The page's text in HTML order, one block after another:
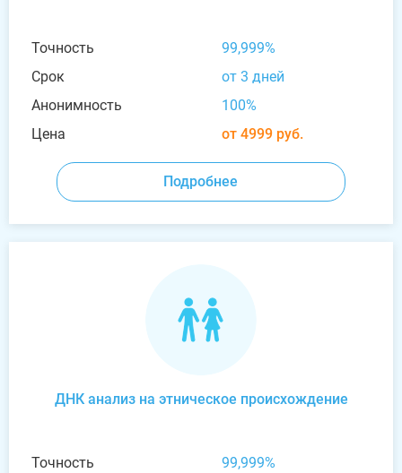
Точность
99,999%
Срок
от 3 дней
Анонимность
100%
Цена
от 4999 руб.
Подробнее
ДНК анализ на этническое происхождение
Точность
99,999%